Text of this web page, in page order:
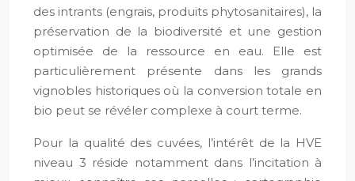
des intrants (engrais, produits phytosanitaires), la
préservation de la biodiversité et une gestion
optimisée de la ressource en eau. Elle est
particulièrement présente dans les grands
vignobles historiques où la conversion totale en
bio peut se révéler complexe à court terme.
Pour la qualité des cuvées, l’intérêt de la HVE
niveau 3 réside notamment dans l’incitation à